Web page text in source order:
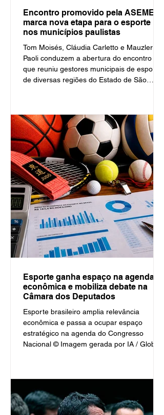
Encontro promovido pela ASEMESP
marca nova etapa para o esporte
nos municípios paulistas
Tom Moisés, Cláudia Carletto e Mauzler
Paoli conduzem a abertura do encontro
que reuniu gestores municipais de esporte
de diversas regiões do Estado de São
Carletto, defendeu o diálogo e a construção
conjunta de políticas públicas para o
desenvolvimento do esporte no estado. Por
Paulo Pinto / Agenda Olímpica São Paulo, 6
de julho de 2026 Mais de uma c
Esporte ganha espaço na agenda
econômica e mobiliza debate na
Câmara dos Deputados
Esporte brasileiro amplia relevância
econômica e passa a ocupar espaço
estratégico na agenda do Congresso
Nacional © Imagem gerada por IA / Global
que discutirá seu papel na geração de
empregos, no fortalecimento da indústria e